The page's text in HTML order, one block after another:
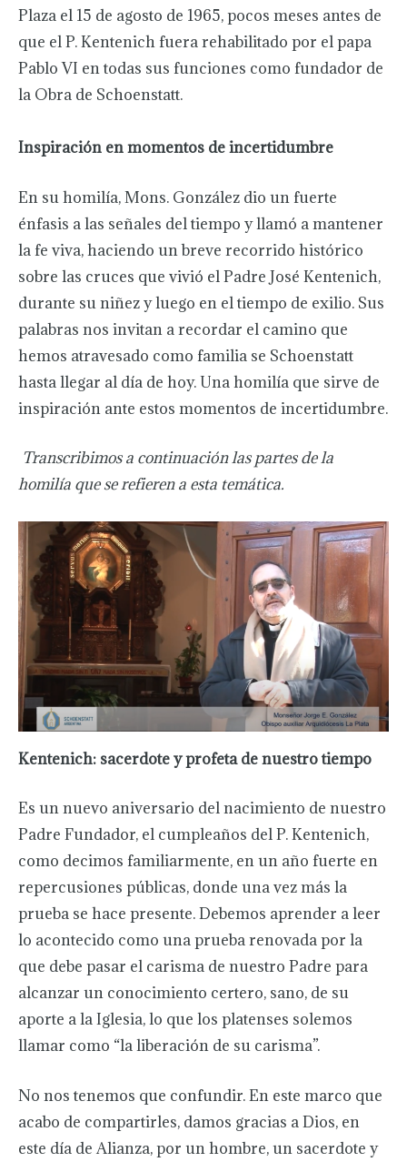
Plaza el 15 de agosto de 1965, pocos meses antes de
que el P. Kentenich fuera rehabilitado por el papa
Pablo VI en todas sus funciones como fundador de
la Obra de Schoenstatt.
Inspiración en momentos de incertidumbre
En su homilía, Mons. González dio un fuerte
énfasis a las señales del tiempo y llamó a mantener
la fe viva, haciendo un breve recorrido histórico
sobre las cruces que vivió el Padre José Kentenich,
durante su niñez y luego en el tiempo de exilio. Sus
palabras nos invitan a recordar el camino que
hemos atravesado como familia se Schoenstatt
hasta llegar al día de hoy. Una homilía que sirve de
inspiración ante estos momentos de incertidumbre.
Transcribimos a continuación las partes de la
homilía que se refieren a esta temática.
Kentenich: sacerdote y profeta de nuestro tiempo
Es un nuevo aniversario del nacimiento de nuestro
Padre Fundador, el cumpleaños del P. Kentenich,
como decimos familiarmente, en un año fuerte en
repercusiones públicas, donde una vez más la
prueba se hace presente. Debemos aprender a leer
lo acontecido como una prueba renovada por la
que debe pasar el carisma de nuestro Padre para
alcanzar un conocimiento certero, sano, de su
aporte a la Iglesia, lo que los platenses solemos
llamar como “la liberación de su carisma”.
No nos tenemos que confundir. En este marco que
acabo de compartirles, damos gracias a Dios, en
este día de Alianza, por un hombre, un sacerdote y